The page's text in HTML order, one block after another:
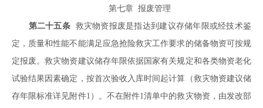
第七章 报废管理
第二十五条救灾物资报废是指达到建议存储年限或经技术鉴
定，质量和性能不能满足应急抢险救灾工作要求的储备物资可按规
定报废。救灾物资建议储存年限依据国家有关规定和各类物资老化
试验结果因素确定，按首次验收入库时间起计算（救灾物资建议储
存年限标准详见附件1）。不在附件1清单中的救灾物资，由发改部